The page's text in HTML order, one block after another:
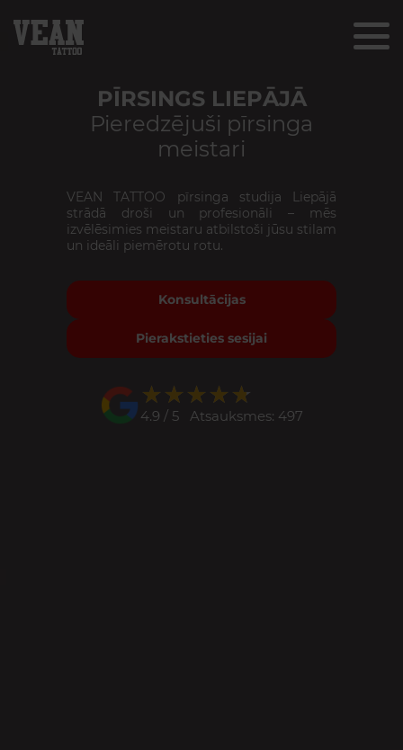
PĪRSINGS LIEPĀJĀ
Pieredzējuši pīrsinga
meistari
VEAN TATTOO pīrsinga studija Liepājā
strādā droši un profesionāli – mēs
izvēlēsimies meistaru atbilstoši jūsu stilam
un ideāli piemērotu rotu.
Konsultācijas
Pierakstieties sesijai
★★★★★
★★★★★
4.9 / 5 Atsauksmes: 497